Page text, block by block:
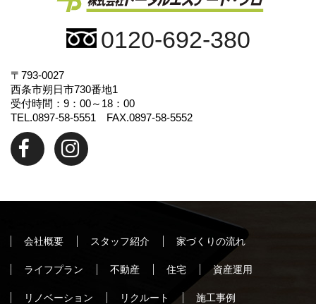
0120-692-380
〒793-0027
西条市朔日市730番地1
受付時間：9：00～18：00
TEL.0897-58-5551 FAX.0897-58-5552
会社概要 スタッフ紹介 家づくりの流れ
ライフプラン 不動産 住宅 資産運用
リノベーション リクルート 施工事例